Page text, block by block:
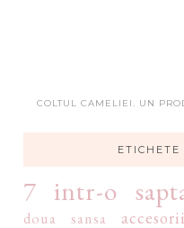
COLTUL CAMELIEI. UN
ETICHETE
7 intr-o
doua sansa
accesorii